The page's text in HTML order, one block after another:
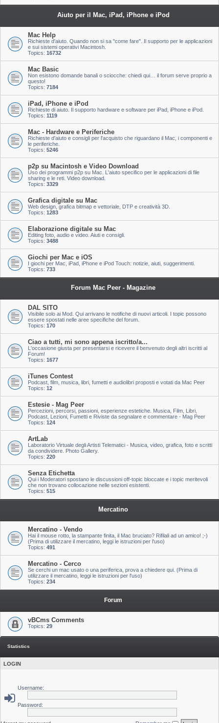
Aiuto per il Mac, iPad, iPhone e iPod
Mac Help
Richieste d'aiuto. Quando non si sa "come fare". Il supporto per le applicazioni
e sui sistemi operativi Macintosh.
Topics: 16732
Mac Basic
Non esistono domande banali o sciocche: chiedi qui… il forum serve proprio a
questo!
Topics: 7184
iPad, iPhone e iPod
Richieste di aiuto. Il supporto hardware e software per iPad, iPhone e iPod.
Topics: 1119
Mac - Hardware e Periferiche
Richieste d'aiuto e consigli per l'acquisto che riguardano il Mac, i componenti e
le periferiche.
Topics: 5246
p2p su Macintosh e Video Download
Uso dei programmi p2p su Mac. L'aiuto specifico per le applicazioni di file
sharing e le reti. Video download.
Topics: 3329
Grafica digitale su Mac
Web design, grafica bitmap e vettoriale, DTP e creatività 3D.
Topics: 1283
Elaborazione digitale su Mac
Editing foto, audio e video. Aiuti e consigli.
Topics: 3488
Giochi per Mac e iOS
I giochi per Mac, iPad, iPhone e iPod Touch: notizie, aiuti, suggerimenti.
Topics: 733
Forum Mac Peer - Magazine
DAL SITO
Visibile solo ai Mod. Qui arrivano le notifiche di nuovi articoli. I topic possono
essere spostati nelle aree specifiche del forum.
Topics: 170
Ciao a tutti, mi sono appena iscritto/a...
L'occasione giusta per presentarsi e ricevere il benvenuto degli altri iscritti al
Forum!
Topics: 1677
iTunes Contest
Podcast, film, musica, libri, fumetti e audiolibri proposti e votati da Mac Peer
Topics: 12
Estesie - Mag Peer
Percezioni, percorsi, passioni, esperienze estetiche. Musica, Film, Libri,
Podcast, Lezioni, Fumetti e Riviste da segnalare e commentare - Mag Peer
Topics: 124
ArtLab
Laboratorio Virtuale degli Artisti Telematici - Musica, video, grafica, foto e scritti
da condividere. Photo Gallery.
Topics: 220
Senza Etichetta
Qui i Moderatori spostano le discussioni off-topic bloccate e i topic meritevoli
che non trovano collocazione nelle sezioni esistenti.
Topics: 515
Mercatino
Mercatino - Vendo
Hai il mouse rotto, la stampante finita, il Mac bruciato? Rifilali ad un amico! ;-)
(Prima di utilizzare il mercatino, leggi le istruzioni per l'uso)
Topics: 491
Mercatino - Cerco
Se cerchi un mac usato o una periferica, prova a chiedere qui. (Prima di
utilizzare il mercatino, leggi le istruzioni per l'uso)
Topics: 234
Forum
vBCms Comments
Topics: 29
Statistics
LOGIN
Username:
Password: